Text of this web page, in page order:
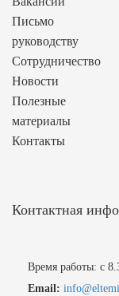
Письмо
руководству
Сотрудничество
Новости
Полезные
материалы
Контакты
Контактная
Время работы: с
Email: